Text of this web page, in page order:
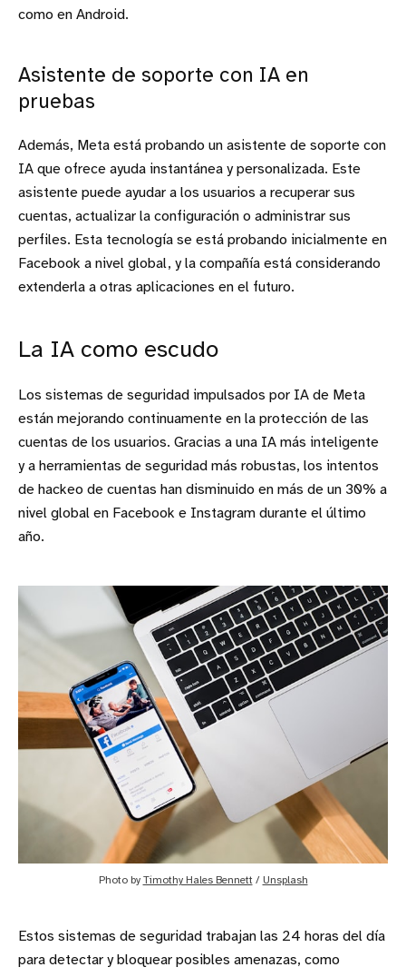
como en Android.
Asistente de soporte con IA en
pruebas
Además, Meta está probando un asistente de soporte con
IA que ofrece ayuda instantánea y personalizada. Este
asistente puede ayudar a los usuarios a recuperar sus
cuentas, actualizar la configuración o administrar sus
perfiles. Esta tecnología se está probando inicialmente en
Facebook a nivel global, y la compañía está considerando
extenderla a otras aplicaciones en el futuro.
La IA como escudo
Los sistemas de seguridad impulsados por IA de Meta
están mejorando continuamente en la protección de las
cuentas de los usuarios. Gracias a una IA más inteligente
y a herramientas de seguridad más robustas, los intentos
de hackeo de cuentas han disminuido en más de un 30% a
nivel global en Facebook e Instagram durante el último
año.
Photo by Timothy Hales Bennett / Unsplash
Estos sistemas de seguridad trabajan las 24 horas del día
para detectar y bloquear posibles amenazas, como